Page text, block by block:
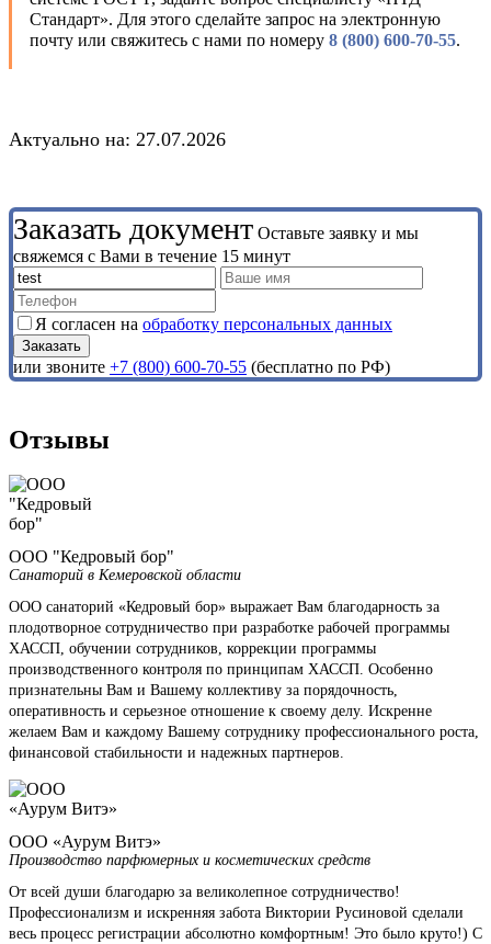
Стандарт». Для этого сделайте запрос на электронную
почту или свяжитесь с нами по номеру 8 (800) 600-70-55.
Актуально на: 27.07.2026
Заказать документ Оставьте заявку и мы
свяжемся с Вами в течение 15 минут
Я согласен на обработку персональных данных
или звоните +7 (800) 600-70-55 (бесплатно по РФ)
Отзывы
ООО "Кедровый бор"
Санаторий в Кемеровской области
ООО санаторий «Кедровый бор» выражает Вам благодарность за
плодотворное сотрудничество при разработке рабочей программы
ХАССП, обучении сотрудников, коррекции программы
производственного контроля по принципам ХАССП. Особенно
признательны Вам и Вашему коллективу за порядочность,
оперативность и серьезное отношение к своему делу. Искренне
желаем Вам и каждому Вашему сотруднику профессионального роста,
финансовой стабильности и надежных партнеров.
ООО «Аурум Витэ»
Производство парфюмерных и косметических средств
От всей души благодарю за великолепное сотрудничество!
Профессионализм и искренняя забота Виктории Русиновой сделали
весь процесс регистрации абсолютно комфортным! Это было круто!) С